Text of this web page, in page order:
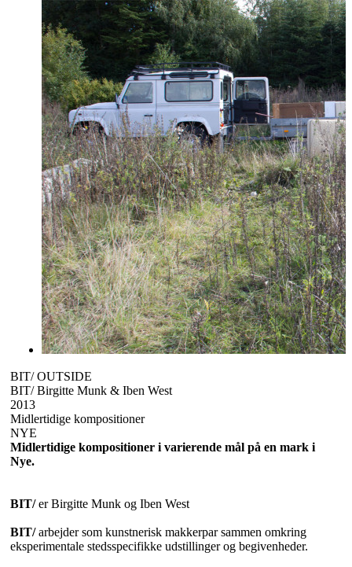
BIT/ OUTSIDE
BIT/ Birgitte Munk & Iben West
2013
Midlertidige kompositioner
NYE
Midlertidige kompositioner i varierende mål på en mark i
Nye.
BIT/er Birgitte Munk og Iben West
BIT/arbejder som kunstnerisk makkerpar sammen omkring
eksperimentale stedsspecifikke udstillinger og begivenheder.